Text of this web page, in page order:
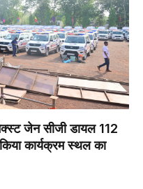
जेन सीजी डायल 112
कार्यक्रम स्थल का